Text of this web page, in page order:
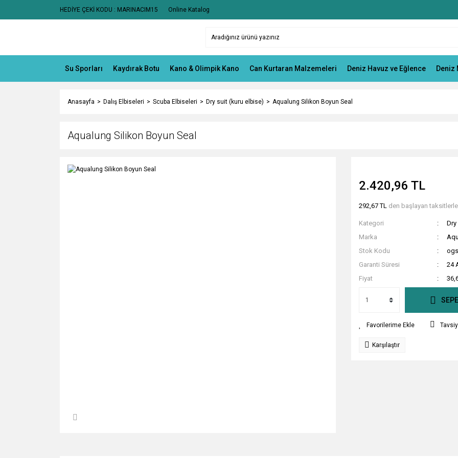
HEDİYE ÇEKİ KODU : MARINACIM15 Online Katalog
Su Sporları Kaydırak Botu Kano & Olimpik Kano Can Kurtaran Malzemeleri Deniz Havuz ve Eğlence Deniz
Anasayfa Dalış Elbiseleri Scuba Elbiseleri Dry suit (kuru elbise) Aqualung Silikon Boyun Seal
Aqualung Silikon Boyun Seal
2.420,96 TL
292,67 TL den başlayan
Kategori
Marka
Stok Kodu
Garanti Süresi
24
Fiyat
Karşılaştır